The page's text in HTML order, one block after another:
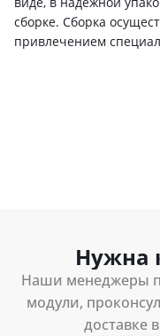
сборке. Сборка
привлечением
Нужна
Наши менеджеры
модули,
доставке